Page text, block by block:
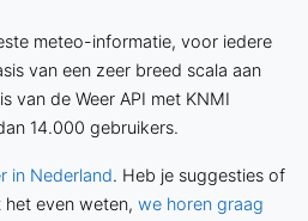
meteo-informatie, voor iedere
van een zeer breed scala aan
van de Weer API met KNMI
14.000 gebruikers.
in Nederland. Heb je suggesties of
even weten, we horen graag